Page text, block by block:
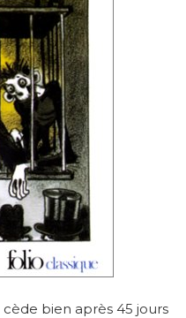
cède bien après 45 jours